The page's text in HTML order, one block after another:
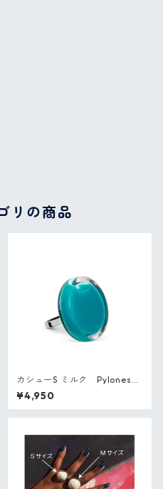
リの商品
カシューS ミルク Pylones
フランス ガラスのリング
¥4,950